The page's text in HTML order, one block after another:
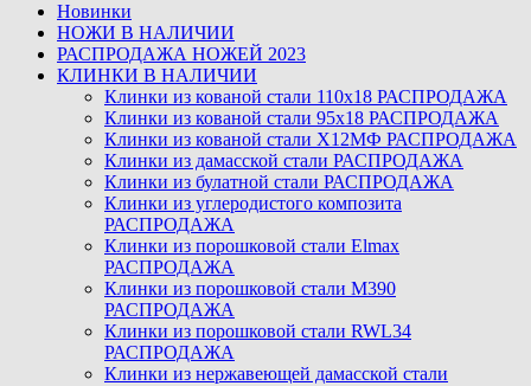
Новинки
НОЖИ В НАЛИЧИИ
РАСПРОДАЖА НОЖЕЙ 2023
КЛИНКИ В НАЛИЧИИ
Клинки из кованой стали 110х18 РАСПРОДАЖА
Клинки из кованой стали 95х18 РАСПРОДАЖА
Клинки из кованой стали Х12МФ РАСПРОДАЖА
Клинки из дамасской стали РАСПРОДАЖА
Клинки из булатной стали РАСПРОДАЖА
Клинки из углеродистого композита
РАСПРОДАЖА
Клинки из порошковой стали Elmax
РАСПРОДАЖА
Клинки из порошковой стали M390
РАСПРОДАЖА
Клинки из порошковой стали RWL34
РАСПРОДАЖА
Клинки из нержавеющей дамасской стали